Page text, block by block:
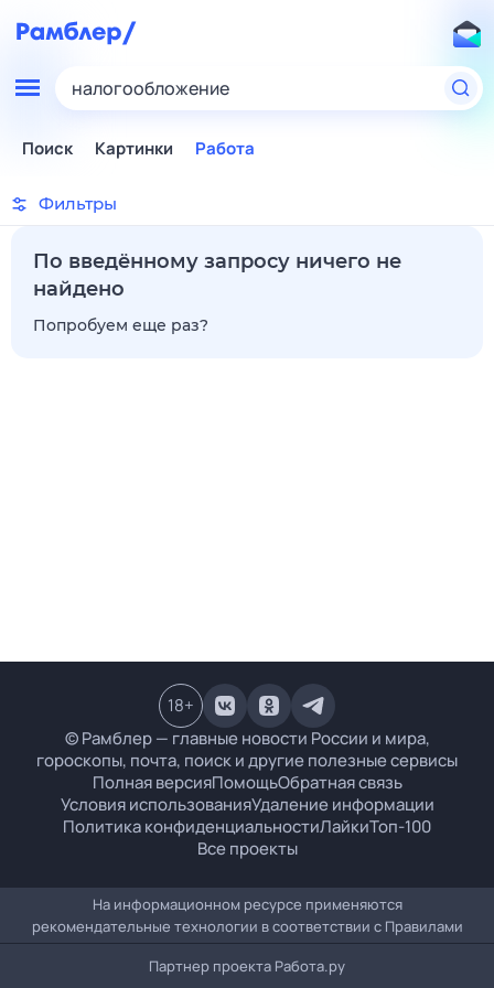
налогообложение
Поиск Картинки Работа
Фильтры
По введённому запросу ничего не
найдено
Попробуем еще раз?
© Рамблер — главные новости России и мира,
гороскопы, почта, поиск и другие полезные сервисы
Полная версияПомощьОбратная связь
Условия использованияУдаление информации
Политика конфиденциальностиЛайкиТоп-100
Все проекты
18+
На информационном ресурсе применяются
рекомендательные технологии в соответствии с Правилами
Партнер проекта Работа.ру